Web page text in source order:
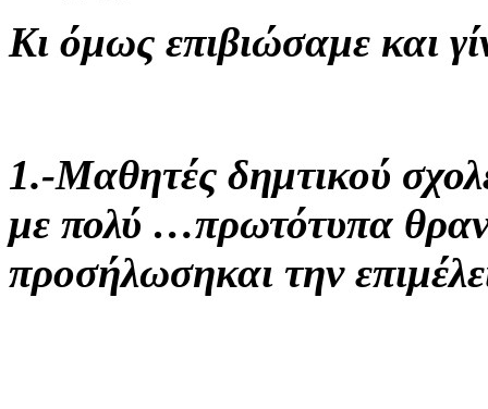
Κι όμως επιβιώσαμε και
1.-Μαθητές δημτικού
με πολύ …πρωτότυπα
προσήλωσηκαι την